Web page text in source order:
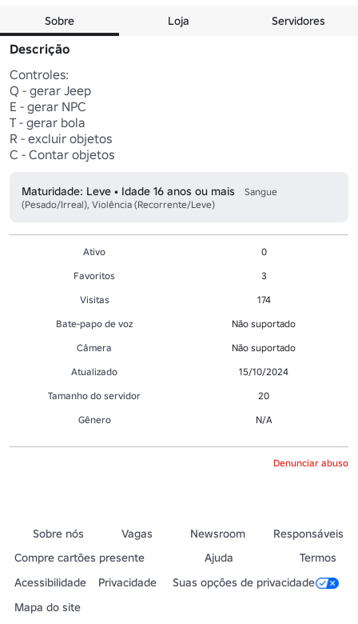
Sobre Loja Servidores
Descrição
Controles:
Q - gerar Jeep
E - gerar NPC
T - gerar bola
R - excluir objetos
C - Contar objetos
Maturidade: Leve • Idade 16 anos ou mais
Sangue
(Pesado/Irreal), Violência (Recorrente/Leve)
Ativo
0
Favoritos
3
Visitas
174
Bate-papo de voz
Não suportado
Câmera
Não suportado
Atualizado
15/10/2024
Tamanho do servidor
20
Gênero
N/A
Denunciar abuso
Sobre nós Vagas Newsroom
Responsáveis
Compre cartões presente
Ajuda
Termos
Acessibilidade
Privacidade
Suas opções de privacidade
Mapa do site